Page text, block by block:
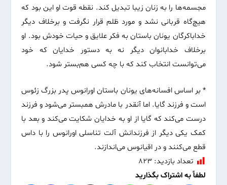
مجسمه‌ها را به زنان زیبا تبدیل کند. نقطه قوت او این بود که
هیچ‌گاه قربانی نشد و مورد ظلم قرار نگرفت و برخلاف دیگر
خداباکرگان یونان باستان به فکر علایق و حیات خودش بود. او
برخلاف خدابانوان دیگر نه به دستور خدایان که خود
می‌توانست انتخاب کند که با چه کسی هم‌بستر شود.
* بر اساس افسانه‌های یونان باستان اورانوس پدر بزرگ زئوس
است و فرزند گایا. اما آنقدر با مادرش همبستر می‌شود و فرزند
درست می‌کند که گایا از او به خدایان شکایت می‌کند و بعد با
کمک یکی دیگر از فرزندانش آلت تناسلی اورانوس را با داس
قطع می‌کنند و در اقیانوس می‌اندازند.
تعداد بازدید: ۸۲۳
لطفاً به اشتراک بگذارید